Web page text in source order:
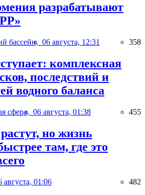
разрабатывают
бассейн, 06 августа, 12:31 358
комплексная
последствий и
водного баланса
сфера, 06 августа, 01:38 455
но жизнь
там, где это
августа, 01:06 482